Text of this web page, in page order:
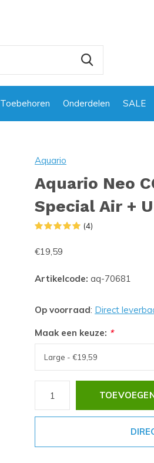
Toebehoren Onderdelen SALE
Aquario
Aquario Neo
Special Air +
(4)
€19,59
Artikelcode: aq-70681
Op voorraad: Direct
Maak een keuze: *